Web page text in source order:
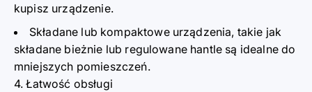
kupisz urządzenie.
Składane lub kompaktowe urządzenia, takie jak
składane bieżnie lub regulowane hantle są idealne do
mniejszych pomieszczeń.
4. Łatwość obsługi